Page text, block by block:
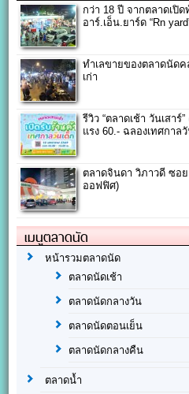
กว่า 18 ปี จากตลาดเปิ
อาร์.เอ็น.ยาร์ด “Rn
ทำเลขายของตลาดนัด
เก่า
รีวิว “ตลาดเช้า วันเสา
แรง 60.- ฉลองเทศกาล
ตลาดจินดา วิภาวดี ซอ
ออฟฟิศ)
เมนูตลาดนัด
หน้ารวมตลาดนัด
ตลาดนัดเช้า
ตลาดนัดกลางวัน
ตลาดนัดตอนเย็น
ตลาดนัดกลางคืน
ตลาดน้ำ